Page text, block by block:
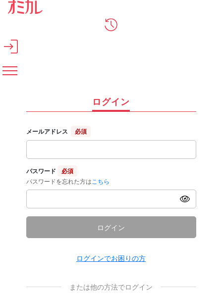
メインコンテンツへスキップ
ログイン
メールアドレス 必須
パスワード
必須
パスワードを忘れた方は こちら
ログイン
ログインでお困りの方
または他の方法でログイン